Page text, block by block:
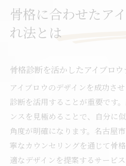
骨格に合わせたア
れ法とは
骨格診断を活かしたアイブロ
アイブロウのデザインを成功さ
診断を活用することが重要です
ンスを見極めることで、自分に
角度が明確になります。名古屋
寧なカウンセリングを通じて骨
適なデザインを提案するサービス